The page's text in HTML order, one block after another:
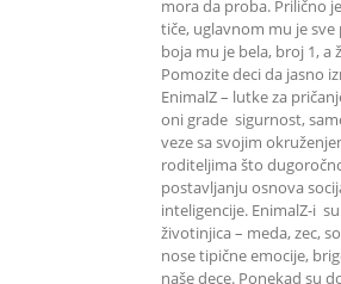
mora da proba. Prilično
tiče, uglavnom mu je sve
boja mu je bela, broj 1, a
Pomozite deci da jasno
EnimalZ – lutke za
oni grade sigurnost,
veze sa svojim
roditeljima što
postavljanju osnova
inteligencije. EnimalZ-i
životinjica – meda, zec,
nose tipične emocije,
naše dece. Ponekad su